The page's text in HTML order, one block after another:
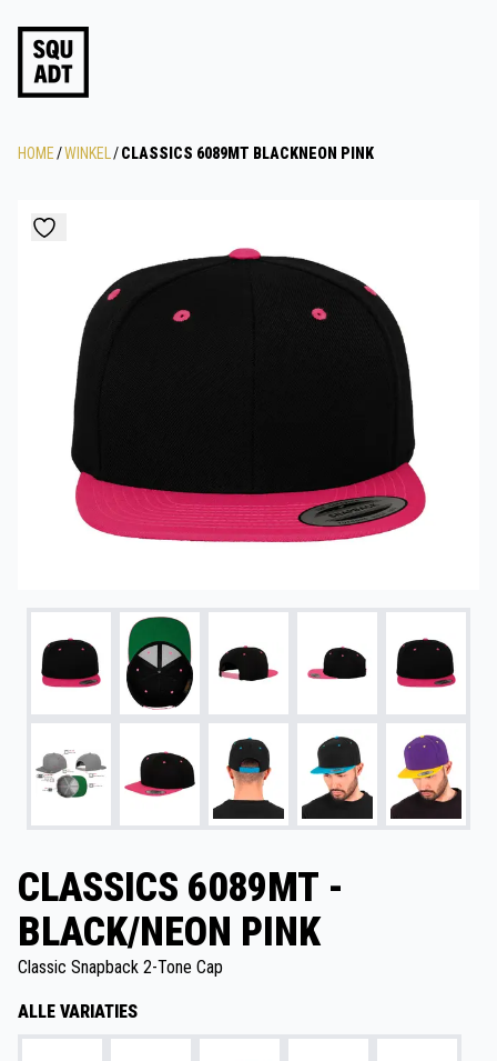
HOME/WINKEL /CLASSICS 6089MT BLACKNEON PINK
CLASSICS 6089MT -
BLACK/NEON PINK
Classic Snapback 2-Tone Cap
ALLE VARIATIES